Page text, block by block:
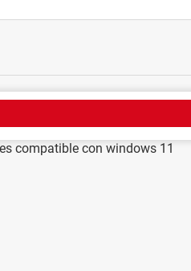
compatible con windows 11
11
para windows 11 (64-bit)
pc windows 11